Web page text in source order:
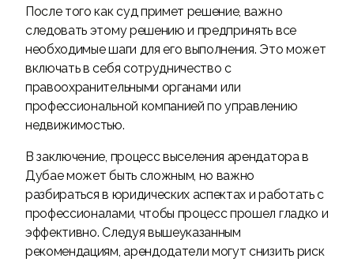
После того как суд примет решение, важно
следовать этому решению и предпринять все
необходимые шаги для его выполнения. Это может
включать в себя сотрудничество с
правоохранительными органами или
профессиональной компанией по управлению
недвижимостью.
В заключение, процесс выселения арендатора в
Дубае может быть сложным, но важно
разбираться в юридических аспектах и работать с
профессионалами, чтобы процесс прошел гладко и
эффективно. Следуя вышеуказанным
рекомендациям, арендодатели могут снизить риск